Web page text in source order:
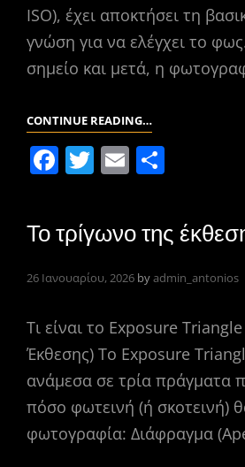
ISO), έχει αποκτήσει τη
γνώση για να ελέγχει το
σημείο και μετά, η
CONTINUE READING…ΣΎΝΘΕΣΗ
ΚΆΔΡΟΥ
ΣΤΗ
F
e
b
o
k
T
er
E
l α
σ
ίτ
ε
Το τρίγωνο της
26 Ιανουαρίου, 2026 byadmin_antonios
Τι είναι το Exposure
Έκθεσης) Το Exposure
ανάμεσα σε τρία πράγματα
πόσο φωτεινή (ή σκοτεινή)
φωτογραφία: Διάφραγμα